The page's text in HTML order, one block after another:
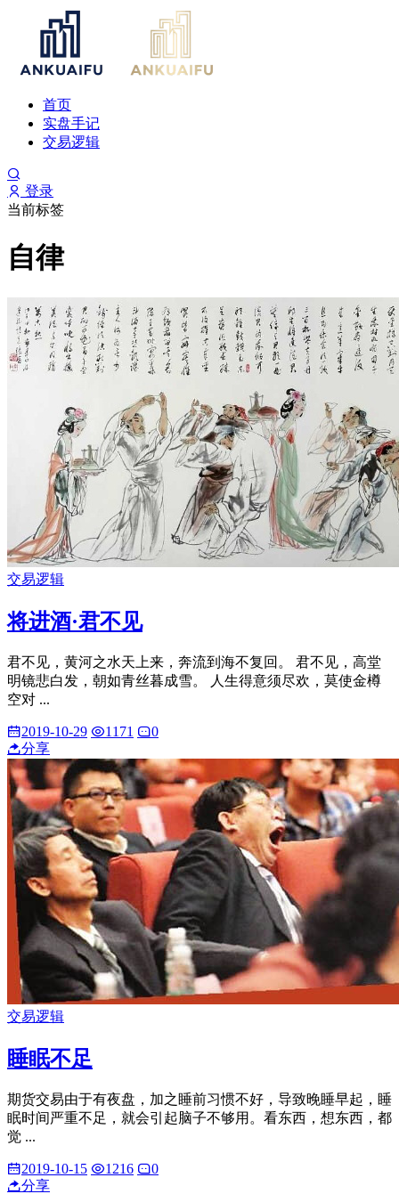
首页
实盘手记
交易逻辑
登录
当前标签
自律
交易逻辑
将进酒·君不见
君不见，黄河之水天上来，奔流到海不复回。 君不见，高堂
明镜悲白发，朝如青丝暮成雪。 人生得意须尽欢，莫使金樽
空对 ...
2019-10-29 1171
0
分享
交易逻辑
睡眠不足
期货交易由于有夜盘，加之睡前习惯不好，导致晚睡早起，睡
眠时间严重不足，就会引起脑子不够用。看东西，想东西，都
觉 ...
2019-10-15 1216
0
分享